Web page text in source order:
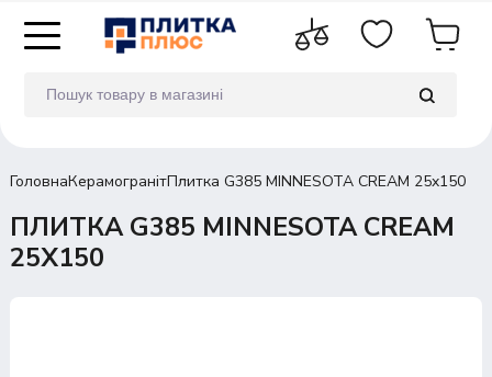
ГоловнаКерамогранітПлитка G385 MINNESOTA CREAM 25x150
ПЛИТКА G385 MINNESOTA CREAM
25X150